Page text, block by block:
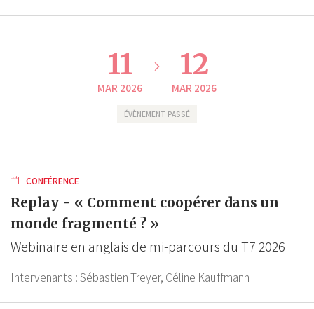
11
MAR 2026
12
MAR 2026
ÉVÈNEMENT PASSÉ
CONFÉRENCE
Replay - « Comment coopérer dans un
monde fragmenté ? »
Webinaire en anglais de mi-parcours du T7 2026
Intervenants :Sébastien Treyer, Céline Kauffmann